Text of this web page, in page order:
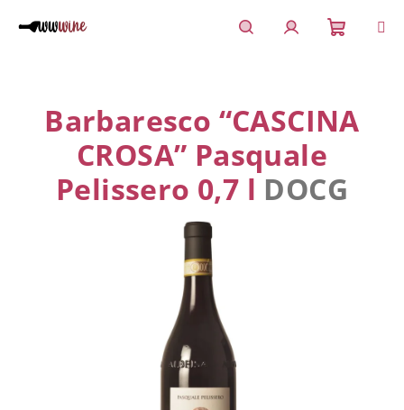
košík
Barbaresco “CASCINA
CROSA” Pasquale
Pelissero 0,7 l DOCG